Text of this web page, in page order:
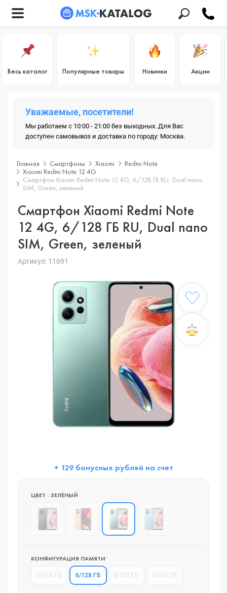
Весь каталог Популярные товары Новинки Акции
Уважаемые, посетители!
Мы работаем с 10:00 - 21:00 без выходных. Для Вас
доступен самовывоз и доставка по городу: Москва.
Главная Смартфоны Xiaomi
Redmi Note
Xiaomi Redmi Note 12 4G
Смартфон Xiaomi Redmi Note 12 4G, 6/128 ГБ RU, Dual nano
SIM, Green, зеленый
Смартфон Xiaomi Redmi Note
12 4G, 6/128 ГБ RU, Dual nano
SIM, Green, зеленый
Артикул: 11691
+ 129 бонусных рублей на счет
ЦВЕТ : ЗЕЛЁНЫЙ
КОНФИГУРАЦИЯ ПАМЯТИ
6/128 ГБ